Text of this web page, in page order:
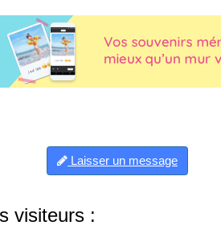
Laisser un message
visiteurs :